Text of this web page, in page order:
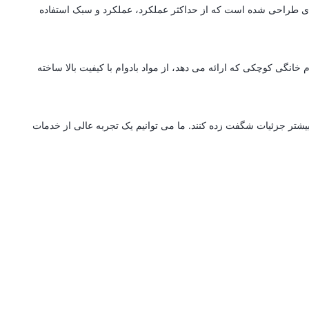
ای طراحی شده است که از حداکثر عملکرد، عملکرد و سبک استفاده
کوچکی که ارائه می دهد، از مواد بادوام با کیفیت بالا ساخته
جزئیات شگفت زده کنند. ما می توانیم یک تجربه عالی از خدمات